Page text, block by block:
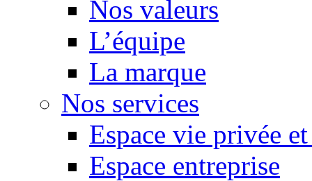
Nos valeurs
L’équipe
La marque
Nos services
Espace vie privée
Espace entreprise